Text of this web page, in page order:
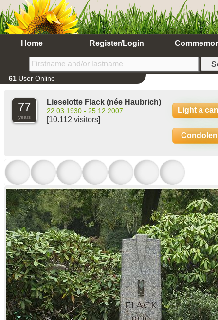
Home Register/Login
61 User Online
77
years
Lieselotte Flack (née Haubrich)
22.03.1930 - 25.12.2007
[10.112 visitors]
Light a